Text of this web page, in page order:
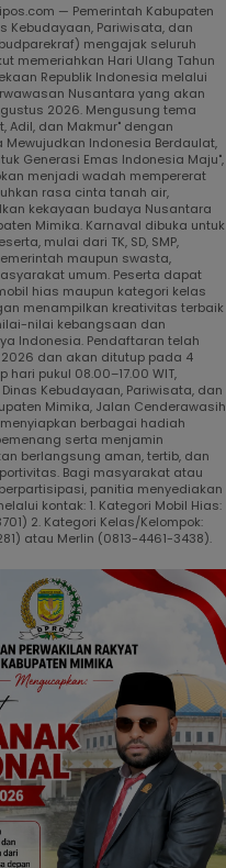
— Pemerintah Kabupaten
Kebudayaan, Pariwisata, dan
mengajak seluruh
memeriahkan Hari Ulang Tahun
Republik Indonesia melalui
Nusantara yang akan
2026. Mengusung tema
Adil, dan Makmur" dengan
Mewujudkan Indonesia Berdaulat,
Generasi Emas Indonesia Maju",
menjadi wadah mempererat
rasa cinta tanah air,
kekayaan budaya Nusantara
Mimika. Karnaval dibuka untuk
mulai dari TK, SD, SMP,
maupun swasta,
umum. Peserta dapat
hias maupun kategori kelas
menampilkan kreativitas terbaik
nilai kebangsaan dan
Indonesia. Pendaftaran telah
dan akan ditutup pada 4
hari pukul 08.00–17.00 WIT,
Kebudayaan, Pariwisata, dan
Mimika, Jalan Cenderawasih
menyiapkan berbagai hadiah
serta menjamin
berlangsung aman, tertib, dan
Bagi masyarakat atau
panitia menyediakan
kontak: 1. Kategori Mobil Hias:
2. Kategori Kelas/Kelompok:
atau Merlin (0813-4461-3438).